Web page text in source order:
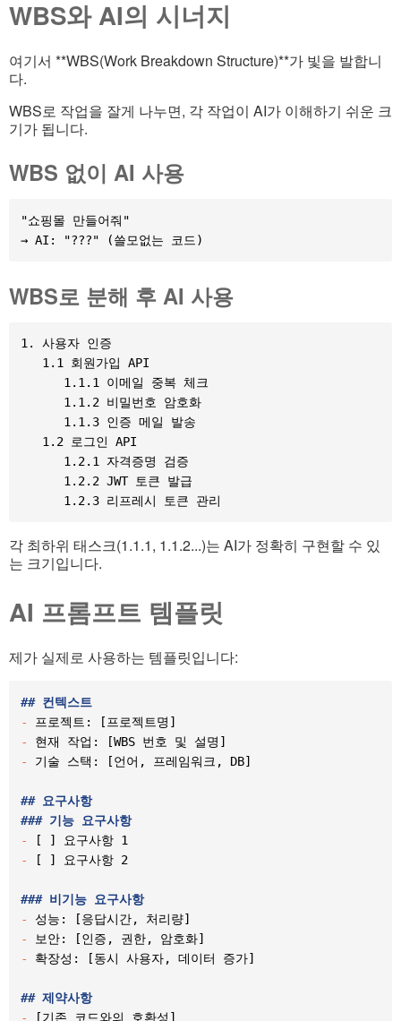
WBS와 AI의 시너지
여기서 **WBS(Work Breakdown Structure)**가 빛을 발합니
다.
WBS로 작업을 잘게 나누면, 각 작업이 AI가 이해하기 쉬운 크
기가 됩니다.
WBS 없이 AI 사용
"쇼핑몰 만들어줘"
WBS로 분해 후 AI 사용
1. 사용자 인증
   1.1 회원가입 API
      1.1.1 이메일 중복 체크
      1.1.2 비밀번호 암호화
      1.1.3 인증 메일 발송
   1.2 로그인 API
      1.2.1 자격증명 검증
      1.2.2 JWT 토큰 발급
각 최하위 태스크(1.1.1, 1.1.2...)는 AI가 정확히 구현할 수 있
는 크기입니다.
AI 프롬프트 템플릿
제가 실제로 사용하는 템플릿입니다:
## 컨텍스트
-
-
-
기술 스택: [언어, 프레임워크, DB]
## 요구사항
### 기능 요구사항
-
-
[ ] 요구사항 2
### 비기능 요구사항
-
-
-
확장성: [동시 사용자, 데이터 증가]
## 제약사항
-